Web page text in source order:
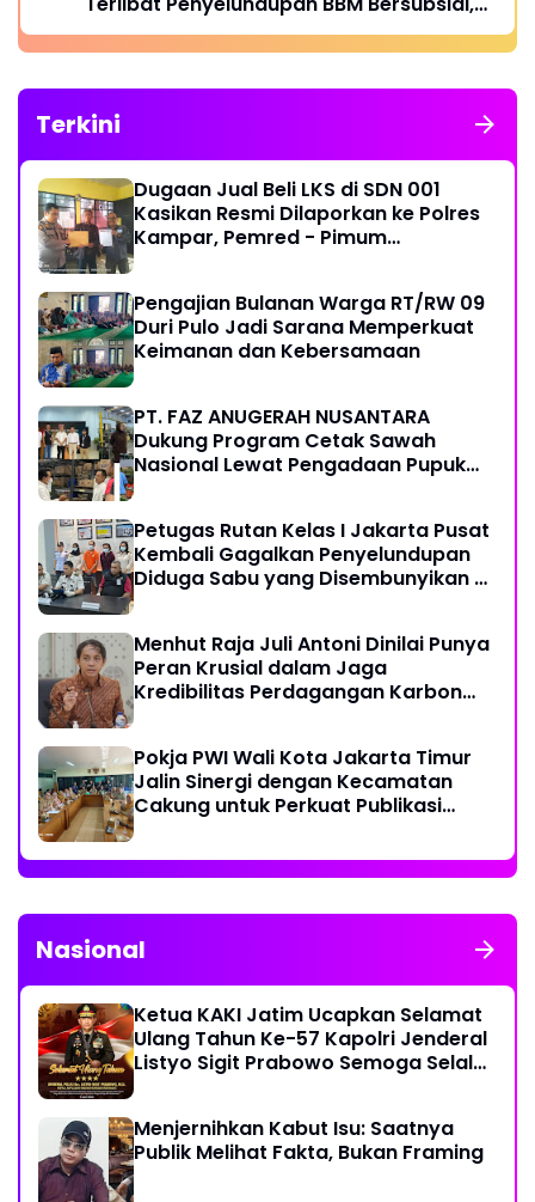
pare
Terkini
Dugaan Jual Beli LKS di SDN 001
Kasikan Resmi Dilaporkan ke Polres
Kampar, Pemred - Pimum
Pengajian Bulanan Warga RT/RW 09
Duri Pulo Jadi Sarana Memperkuat
Keimanan dan Kebersamaan
PT. FAZ ANUGERAH NUSANTARA
Dukung Program Cetak Sawah
Nasional Lewat Pengadaan Pupuk
Petugas Rutan Kelas I Jakarta Pusat
Kembali Gagalkan Penyelundupan
Diduga Sabu yang Disembunyikan di
Menhut Raja Juli Antoni Dinilai Punya
Peran Krusial dalam Jaga
Kredibilitas Perdagangan Karbon
Pokja PWI Wali Kota Jakarta Timur
Jalin Sinergi dengan Kecamatan
Cakung untuk Perkuat Publikasi
Nasional
Ketua KAKI Jatim Ucapkan Selamat
Ulang Tahun Ke-57 Kapolri Jenderal
Listyo Sigit Prabowo Semoga Selalu
Menjernihkan Kabut Isu: Saatnya
Publik Melihat Fakta, Bukan Framing